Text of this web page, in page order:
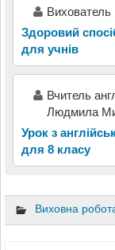
Здоровий
для учнів
Вчитель
Людмила
Урок з
для 8 класу
Виховна